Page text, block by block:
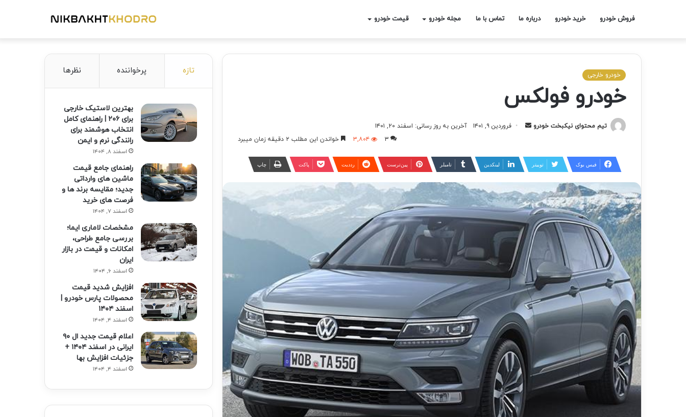
فروش خودرو خرید خودرو درباره ما تماس با ما مجله خودرو قیمت خودرو
خودرو خارجی
خودرو فولکس
تیم محتوای نیکبخت خودرو فروردین ۹, ۱۴۰۱
آخرین به روز رسانی: اسفند ۲۰, ۱۴۰۱
۳
۳,۸۰۴ خواندن این مطلب ۲ دقیقه زمان میبرد
فیس بوک توییتر لینکدین ‫تامبلر ‫پین‌ترست ‫رددیت پاکت چاپ
تازه پرخواننده نظرها
بهترین لاستیک خارجی
برای ۲۰۶ | راهنمای کامل
انتخاب هوشمند برای
رانندگی نرم و ایمن
اسفند ۸, ۱۴۰۴
راهنمای جامع قیمت
ماشین های وارداتی
جدید؛ مقایسه برند ها و
فرصت های خرید
اسفند ۷, ۱۴۰۴
مشخصات لاماری ایما؛
بررسی جامع طراحی،
امکانات و قیمت در بازار
ایران
اسفند ۶, ۱۴۰۴
افزایش شدید قیمت
محصولات پارس خودرو |
اسفند ۱۴۰۴
اسفند ۴, ۱۴۰۴
اعلام قیمت جدید ال ۹۰
ایرانی در اسفند ۱۴۰۴ +
جزئیات افزایش بها
اسفند ۴, ۱۴۰۴